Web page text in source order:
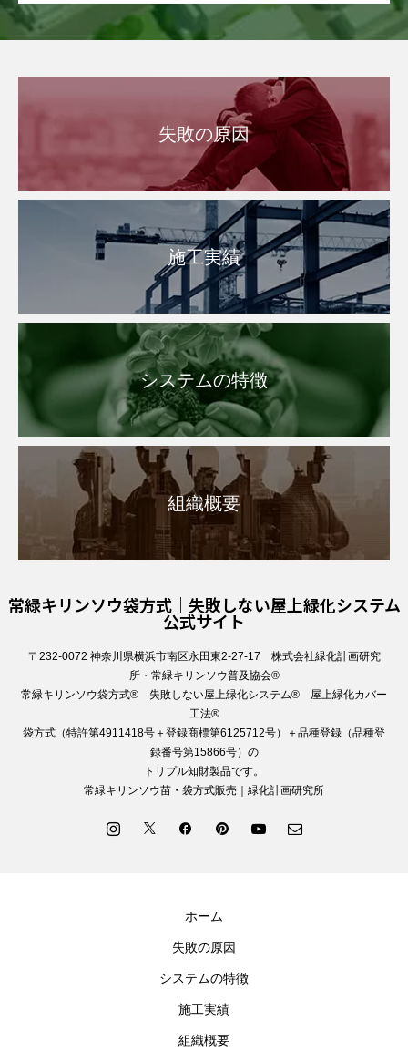
失敗の原因
施工実績
システムの特徴
組織概要
常緑キリンソウ袋方式｜失敗しない屋上緑化システム
公式サイト
〒232-0072 神奈川県横浜市南区永田東2-27-17 株式会社緑化計画研究
所・常緑キリンソウ普及協会®
常緑キリンソウ袋方式® 失敗しない屋上緑化システム® 屋上緑化カバー
工法®
袋方式（特許第4911418号＋登録商標第6125712号）＋品種登録（品種登
録番号第15866号）の
トリプル知財製品です。
常緑キリンソウ苗・袋方式販売｜緑化計画研究所
ホーム
失敗の原因
システムの特徴
施工実績
組織概要